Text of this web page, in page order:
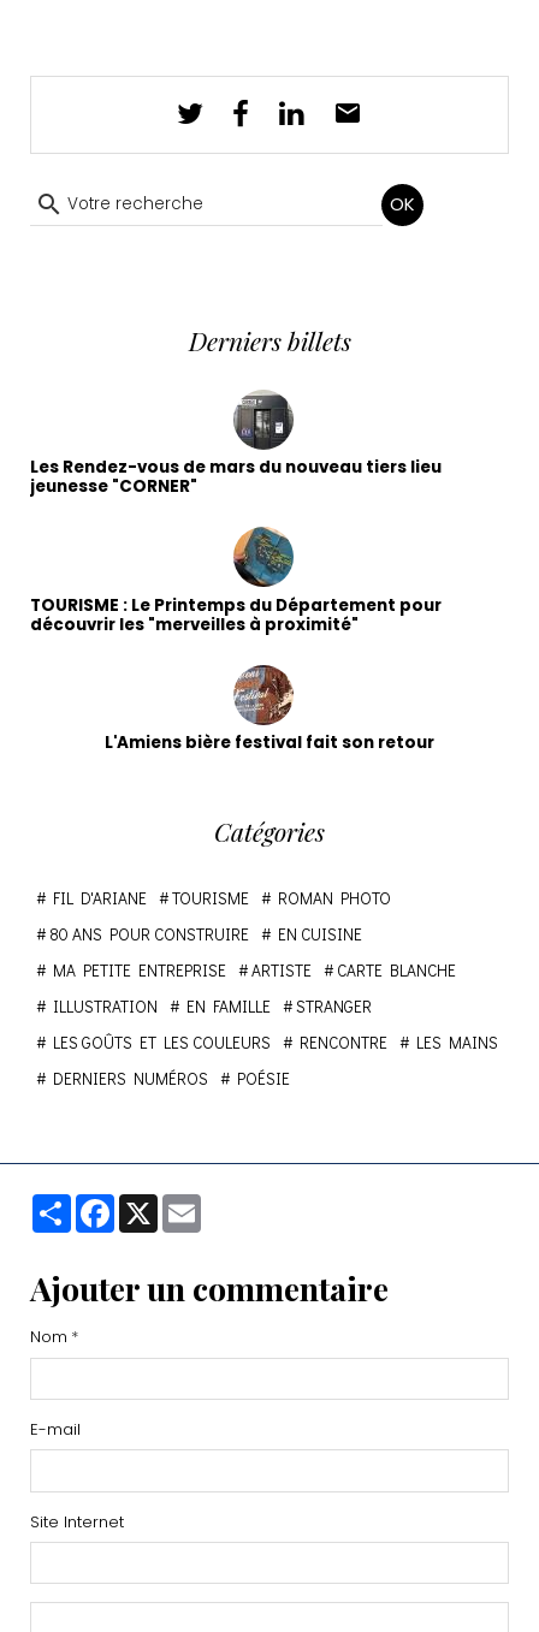
OK
Derniers billets
Les Rendez-vous de mars du nouveau tiers lieu
jeunesse "CORNER"
TOURISME : Le Printemps du Département pour
découvrir les "merveilles à proximité"
L'Amiens bière festival fait son retour
Catégories
FIL D'ARIANE TOURISME
ROMAN PHOTO
80 ANS POUR CONSTRUIRE
EN CUISINE
MA PETITE ENTREPRISE
ARTISTE
CARTE BLANCHE
ILLUSTRATION
EN FAMILLE
STRANGER
LES GOÛTS ET LES COULEURS
RENCONTRE
LES MAINS
DERNIERS NUMÉROS
POÉSIE
PartagerFacebook
X
Ajouter un commentaire
Nom
E-mail
Site Internet